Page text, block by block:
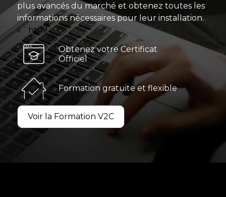
plus avancés du marché et obtenez toutes les
informations nécessaires pour leur installation.
« `html
Obtenez votre Certificat
Officiel
Formation gratuite et flexible
Voir la Formation V2C